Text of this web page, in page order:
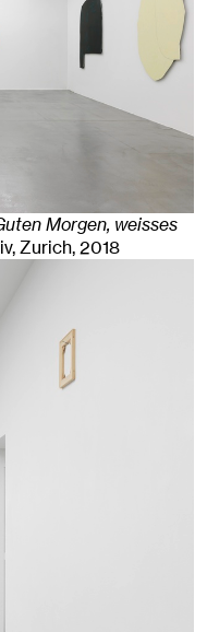
Morgen, weisses
,Zurich, 2018